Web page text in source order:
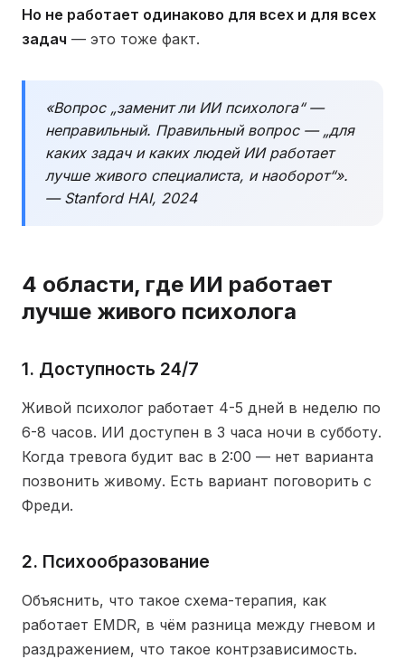
Но не работает одинаково для всех и для всех
задач — это тоже факт.
«Вопрос „заменит ли ИИ психолога“ —
неправильный. Правильный вопрос — „для
каких задач и каких людей ИИ работает
лучше живого специалиста, и наоборот“».
— Stanford HAI, 2024
4 области, где ИИ работает
лучше живого психолога
1. Доступность 24/7
Живой психолог работает 4-5 дней в неделю по
6-8 часов. ИИ доступен в 3 часа ночи в субботу.
Когда тревога будит вас в 2:00 — нет варианта
позвонить живому. Есть вариант поговорить с
Фреди.
2. Психообразование
Объяснить, что такое схема-терапия, как
работает EMDR, в чём разница между гневом и
раздражением, что такое контрзависимость.